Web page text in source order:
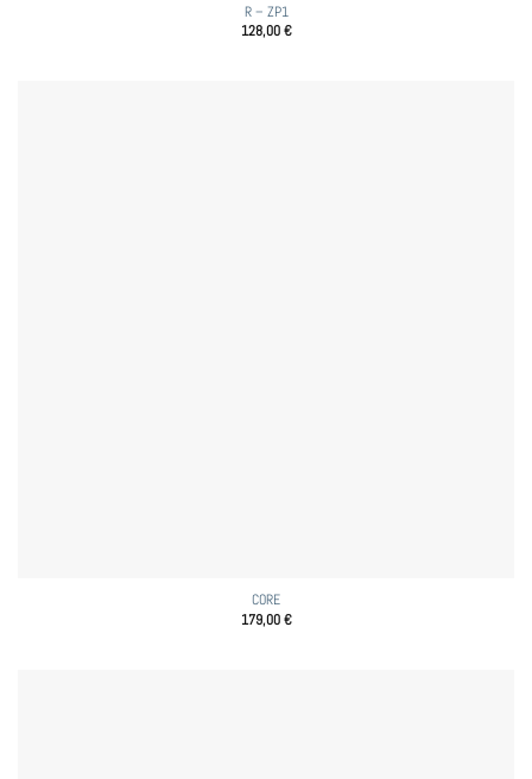
R – ZP1
128,00€
CORE
179,00€